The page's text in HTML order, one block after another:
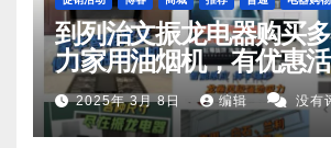
到列治文振龙电器购买
力家用油烟机，有优惠
2025年 3月 8日 编辑 没有